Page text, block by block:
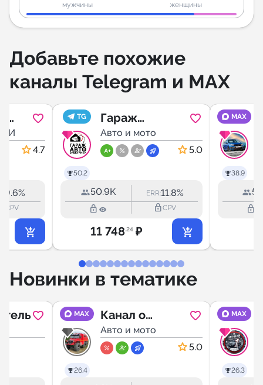
мужчины женщины
Добавьте похожие
каналы Telegram и MAX
4.7
9.6%
CPV
TG
50.2
Гараж
Автоэлектрика
Авто и мото
5.0
50.9K ERR:11.8%
lock_outline lock_outlineCPV
11 748.24 ₽
MAX
38.9
lock_outline
Новинки в тематике
MAX
26.4
Канал о
колесных
вездеходах
Авто и мото
5.0
MAX
26.3